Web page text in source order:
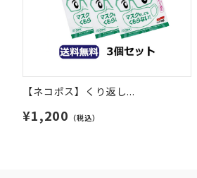
【ネコポス】くり返し...
¥1,200 （税込）